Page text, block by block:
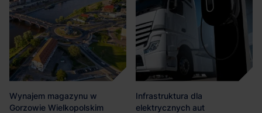
Wynajem magazynu w
Gorzowie Wielkopolskim
Infrastruktura dla
elektrycznych aut